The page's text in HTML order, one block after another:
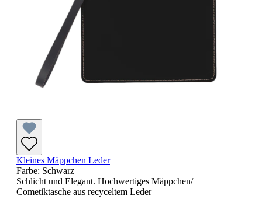
Kleines Mäppchen Leder
Farbe: Schwarz
Schlicht und Elegant. Hochwertiges Mäppchen/
Cometiktasche aus recyceltem Leder